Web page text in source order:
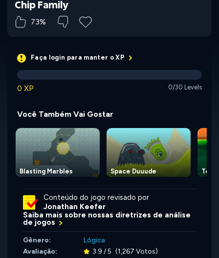
Chip Family
73%
Faça login para manter o XP
0 XP 0/30 Levels
Você Também Vai Gostar
Blasting Marbles Space Duuude
Conteúdo do jogo revisado por
Jonathan Keefer
Saiba mais sobre nossas diretrizes de análise
de jogos
Gênero:
Lógica
Avaliação:
3.9 / 5 (1,267 Votos)